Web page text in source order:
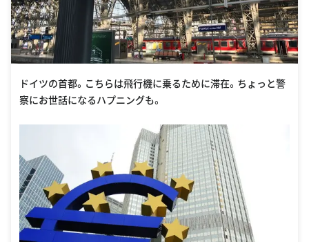
ドイツの首都。こちらは飛行機に乗るために滞在。ちょっと警
察にお世話になるハプニングも。